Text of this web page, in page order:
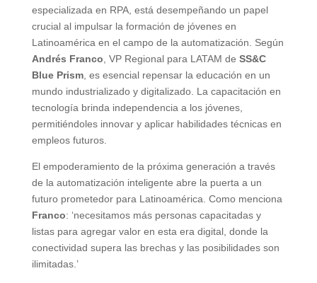
especializada en RPA, está desempeñando un papel
crucial al impulsar la formación de jóvenes en
Latinoamérica en el campo de la automatización. Según
Andrés Franco , VP Regional para LATAM de SS&C
Blue Prism, es esencial repensar la educación en un
mundo industrializado y digitalizado. La capacitación en
tecnología brinda independencia a los jóvenes,
permitiéndoles innovar y aplicar habilidades técnicas en
empleos futuros.
El empoderamiento de la próxima generación a través
de la automatización inteligente abre la puerta a un
futuro prometedor para Latinoamérica. Como menciona
Franco: ‘necesitamos más personas capacitadas y
listas para agregar valor en esta era digital, donde la
conectividad supera las brechas y las posibilidades son
ilimitadas.’